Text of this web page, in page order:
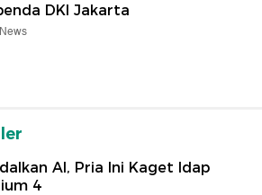
DKI Jakarta
AI, Pria Ini Kaget Idap
4